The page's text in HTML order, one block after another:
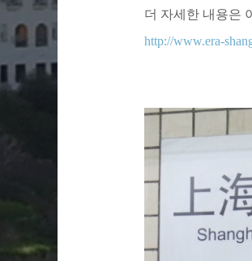
더 자세한 내용은
http://www.era-